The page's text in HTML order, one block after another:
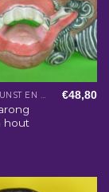
AZIATISCHE KUNST EN WOONACCESSOIRES
hout
€48,80